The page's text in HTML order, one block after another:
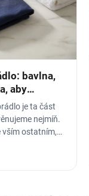
bavlna,
aby
je ta část
nejmíň.
vším ostatním,